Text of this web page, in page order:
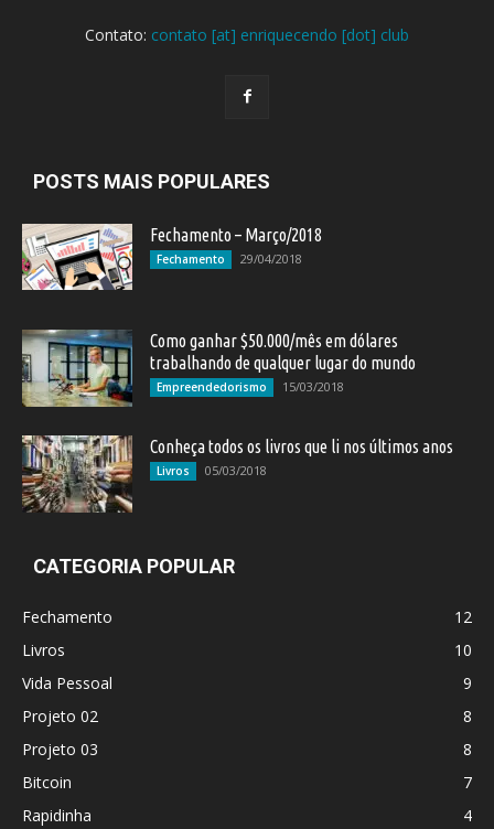
Contato: contato [at] enriquecendo [dot] club
POSTS MAIS POPULARES
Fechamento – Março/2018
Fechamento 29/04/2018
Como ganhar $50.000/mês em dólares
trabalhando de qualquer lugar do mundo
Empreendedorismo 15/03/2018
Conheça todos os livros que li nos últimos anos
Livros 05/03/2018
CATEGORIA POPULAR
Fechamento
12
Livros
10
Vida Pessoal
9
Projeto 02
8
Projeto 03
8
Bitcoin
7
Rapidinha
4